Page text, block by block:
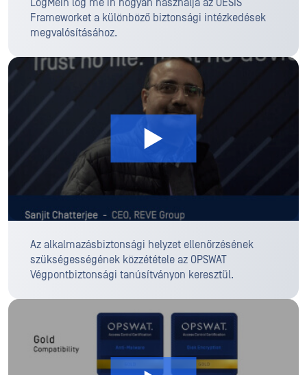
Frameworket a különböző biztonsági intézkedések
megvalósításához.
Az alkalmazásbiztonsági helyzet ellenőrzésének
szükségességének közzététele az OPSWAT
Végpontbiztonsági tanúsítványon keresztül.